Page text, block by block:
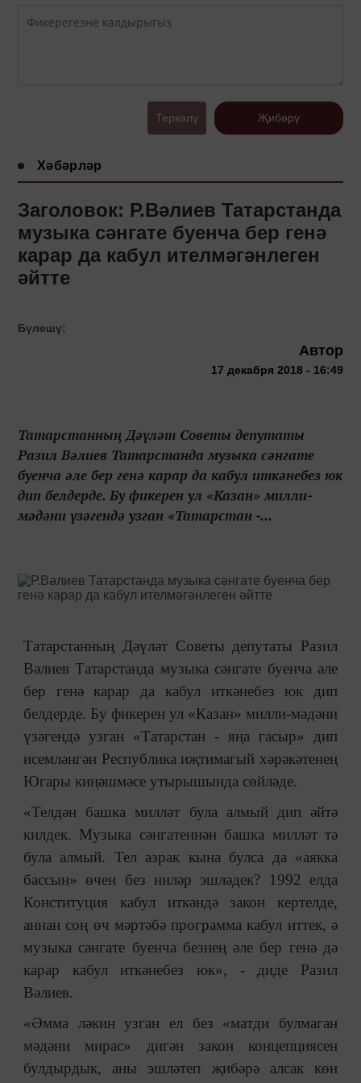
Теркәлү Җибәрү
Хәбәрләр
Заголовок: Р.Вәлиев Татарстанда
музыка сәнгате буенча бер генә
карар да кабул ителмәгәнлеген
әйтте
Бүлешү:
Автор
17 декабря 2018 - 16:49
Татарстанның Дәүләт Советы депутаты
Разил Вәлиев Татарстанда музыка сәнгате
буенча әле бер генә карар да кабул иткәнебез юк
дип белдерде. Бу фикерен ул «Казан» милли-
мәдәни үзәгендә узган «Татарстан -...
Татарстанның Дәүләт Советы депутаты Разил
Вәлиев Татарстанда музыка сәнгате буенча әле
бер генә карар да кабул иткәнебез юк дип
белдерде. Бу фикерен ул «Казан» милли-мәдәни
үзәгендә узган «Татарстан - яңа гасыр» дип
исемлəнгəн Республика иҗтимагый хəрəкəтенең
Югары киңәшмәсе утырышында сөйләде.
«Телдән башка милләт була алмый дип әйтә
килдек. Музыка сәнгатеннән башка милләт тә
була алмый. Тел азрак кына булса да «аякка
бассын» өчен без ниләр эшләдек? 1992 елда
Конституция кабул иткәндә закон кертелде,
аннан соң өч мәртәбә программа кабул иттек, ә
музыка сәнгате буенча безнең әле бер генә дә
карар кабул иткәнебез юк», - диде Разил
Вәлиев.
«Әмма ләкин узган ел без «матди булмаган
мәдәни мирас» дигән закон концепциясен
булдырдык, аны эшләтеп җибәрә алсак көн